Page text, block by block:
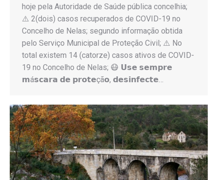
hoje pela Autoridade de Saúde pública concelhia;
⚠️ 2(dois) casos recuperados de COVID-19 no
Concelho de Nelas; segundo informação obtida
pelo Serviço Municipal de Proteção Civil; ⚠️ No
total existem 14 (catorze) casos ativos de COVID-
19 no Concelho de Nelas; 😷 𝗨𝘀𝗲 𝘀𝗲𝗺𝗽𝗿𝗲
𝗺á𝘀𝗰𝗮𝗿𝗮 𝗱𝗲 𝗽𝗿𝗼𝘁𝗲çã𝗼, 𝗱𝗲𝘀𝗶𝗻𝗳𝗲𝗰𝘁𝗲…